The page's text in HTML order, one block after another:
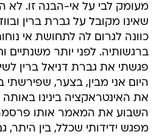
מעומק לבי על אי-הבנה זו. לא
שאינו מקובל על גברת ברין
כוונה לגרום לה לתחושת אי
פגשתי את גברת דניאל ברין
היום אני מבין, בצער, שפירשתי
את האינטראקציה בינינו
השבוע את המאמר אותו
מפגש ידידותי שכלל, בין היתר,